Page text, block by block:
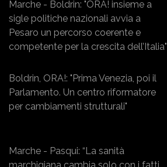
Marche - Boldrin: "ORA! insieme a
sigle politiche nazionali avvia a
Pesaro un percorso coerente e
competente per la crescita dell’Italia"
Boldrin, ORA!: "Prima Venezia, poi il
Parlamento. Un centro riformatore
per cambiamenti strutturali"
Marche - Pasqui: “La sanità